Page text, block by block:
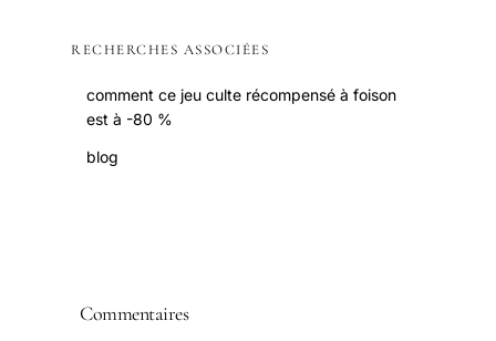
RECHERCHES ASSOCIÉES
comment ce jeu culte récompensé à foison
est à -80 %
blog
Commentaires